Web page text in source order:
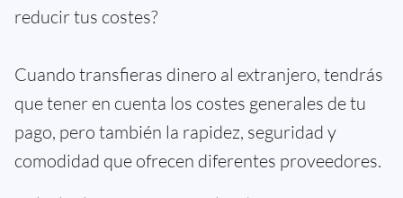
reducir tus costes?
Cuando transfieras dinero al extranjero, tendrás
que tener en cuenta los costes generales de tu
pago, pero también la rapidez, seguridad y
comodidad que ofrecen diferentes proveedores.